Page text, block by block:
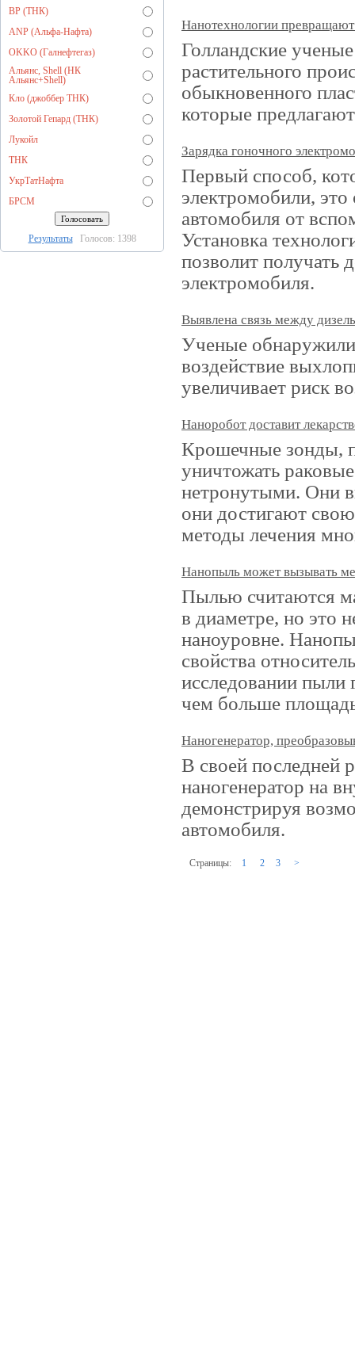
BP (ТНК)
ANP (Альфа-Нафта)
OKKO (Галнефтегаз)
Альянс, Shell (НК
Альянс+Shell)
Кло (джоббер ТНК)
Золотой Гепард (ТНК)
Лукойл
ТНК
УкрТатНафта
БРСМ
РезультатыГолосов: 1398
Нанотехнологии
Голландские
растительного
обыкновенного
которые
Зарядка гоночного
Первый способ,
электромобили,
автомобиля от
Установка
позволит получать
электромобиля.
Выявлена связь между
Ученые обнаружили
воздействие
увеличивает риск
Наноробот доставит
Крошечные зонды,
уничтожать
нетронутыми. Они
они достигают
методы лечения
Нанопыль может вызывать
Пылью считаются
в диаметре, но это
наноуровне.
свойства
исследовании пыли
чем больше
Наногенератор,
В своей последней
наногенератор на
демонстрируя
автомобиля.
Страницы: 1 2 3 >